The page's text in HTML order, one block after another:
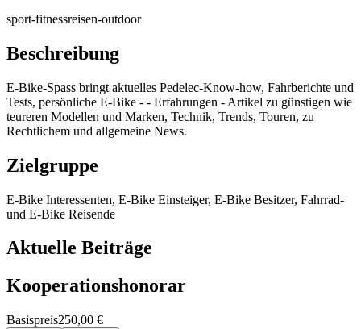
sport-fitnessreisen-outdoor
Beschreibung
E-Bike-Spass bringt aktuelles Pedelec-Know-how, Fahrberichte und
Tests, persönliche E-Bike - - Erfahrungen - Artikel zu günstigen wie
teureren Modellen und Marken, Technik, Trends, Touren, zu
Rechtlichem und allgemeine News.
Zielgruppe
E-Bike Interessenten, E-Bike Einsteiger, E-Bike Besitzer, Fahrrad-
und E-Bike Reisende
Aktuelle Beiträge
Kooperationshonorar
Basispreis250,00 €